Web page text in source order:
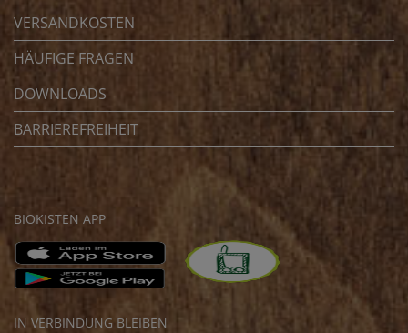
VERSANDKOSTEN
HÄUFIGE FRAGEN
DOWNLOADS
BARRIEREFREIHEIT
BIOKISTEN APP
IN VERBINDUNG BLEIBEN